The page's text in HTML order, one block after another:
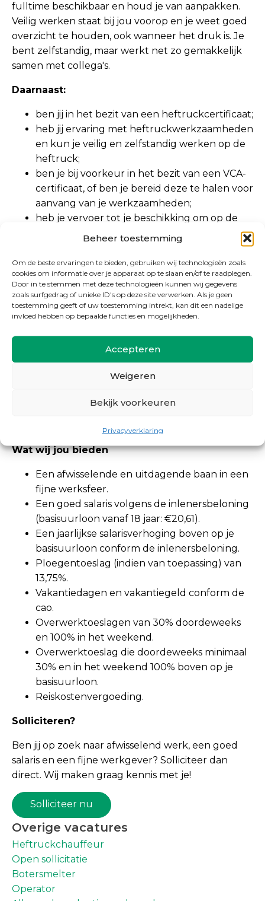
Beheer toestemming
Om de beste ervaringen te bieden, gebruiken wij technologieën zoals
cookies om informatie over je apparaat op te slaan en/of te raadplegen.
Door in te stemmen met deze technologieën kunnen wij gegevens
zoals surfgedrag of unieke ID's op deze site verwerken. Als je geen
toestemming geeft of uw toestemming intrekt, kan dit een nadelige
invloed hebben op bepaalde functies en mogelijkheden.
Accepteren
Weigeren
Bekijk voorkeuren
Privacyverklaring
Overige vacatures
Heftruckchauffeur
Open sollicitatie
Botersmelter
Operator
fulltime beschikbaar en houd je van aanpakken.
Veilig werken staat bij jou voorop en je weet goed
overzicht te houden, ook wanneer het druk is. Je
bent zelfstandig, maar werkt net zo gemakkelijk
samen met collega's.
Daarnaast:
ben jij in het bezit van een heftruckcertificaat;
heb jij ervaring met heftruckwerkzaamheden
en kun je veilig en zelfstandig werken op de
heftruck;
ben je bij voorkeur in het bezit van een VCA-
certificaat, of ben je bereid deze te halen voor
aanvang van je werkzaamheden;
heb je vervoer tot je beschikking om op de
werklocatie te komen, bijvoorbeeld een auto,
woon je bij voorkeur in de buurt van
Zaanstad, bijvoorbeeld in Zaandam, Zaandijk,
Koog aan de Zaan, Westzaan, Oostzaan,
Wormerveer, Wormer, Krommenie,
Assendelft, Uitgeest, Beverwijk, Purmerend
of Amsterdam.
Voldoe je niet volledig aan bovenstaande
eisen, maar ben je wel gemotiveerd en
enthousiast om aan de slag te gaan? Dan
We kijken graag samen naar de
mogelijkheden.
Wat wij jou bieden
Een afwisselende en uitdagende baan in een
fijne werksfeer.
Een goed salaris volgens de inlenersbeloning
(basisuurloon vanaf 18 jaar: €20,61).
Een jaarlijkse salarisverhoging boven op je
basisuurloon conform de inlenersbeloning.
Ploegentoeslag (indien van toepassing) van
13,75%.
Vakantiedagen en vakantiegeld conform de
cao.
Overwerktoeslagen van 30% doordeweeks
en 100% in het weekend.
Overwerktoeslag die doordeweeks minimaal
30% en in het weekend 100% boven op je
basisuurloon.
Reiskostenvergoeding.
Solliciteren?
Ben jij op zoek naar afwisselend werk, een goed
salaris en een fijne werkgever? Solliciteer dan
direct. Wij maken graag kennis met je!
Solliciteer nu